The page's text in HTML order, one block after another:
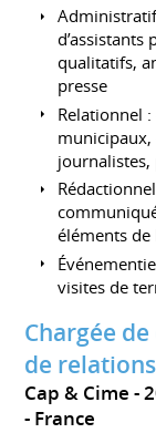
qualitatifs,
presse
Relationnel
municipaux,
journalistes,
éléments
visites de
Chargée
de
Cap & Cime
France